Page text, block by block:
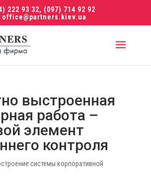
222 93 32, (097) 714 92 92
office@partners.kiev.ua
выстроенная
работа –
элемент
контроля
системы корпоративной